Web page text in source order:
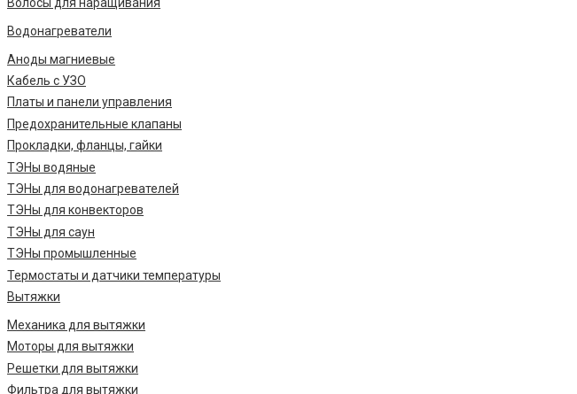
Водонагреватели
Аноды магниевые
Кабель с УЗО
Платы и панели управления
Предохранительные клапаны
Прокладки, фланцы, гайки
ТЭНы водяные
ТЭНы для водонагревателей
ТЭНы для конвекторов
ТЭНы для саун
ТЭНы промышленные
Термостаты и датчики температуры
Вытяжки
Механика для вытяжки
Моторы для вытяжки
Решетки для вытяжки
Фильтра для вытяжки